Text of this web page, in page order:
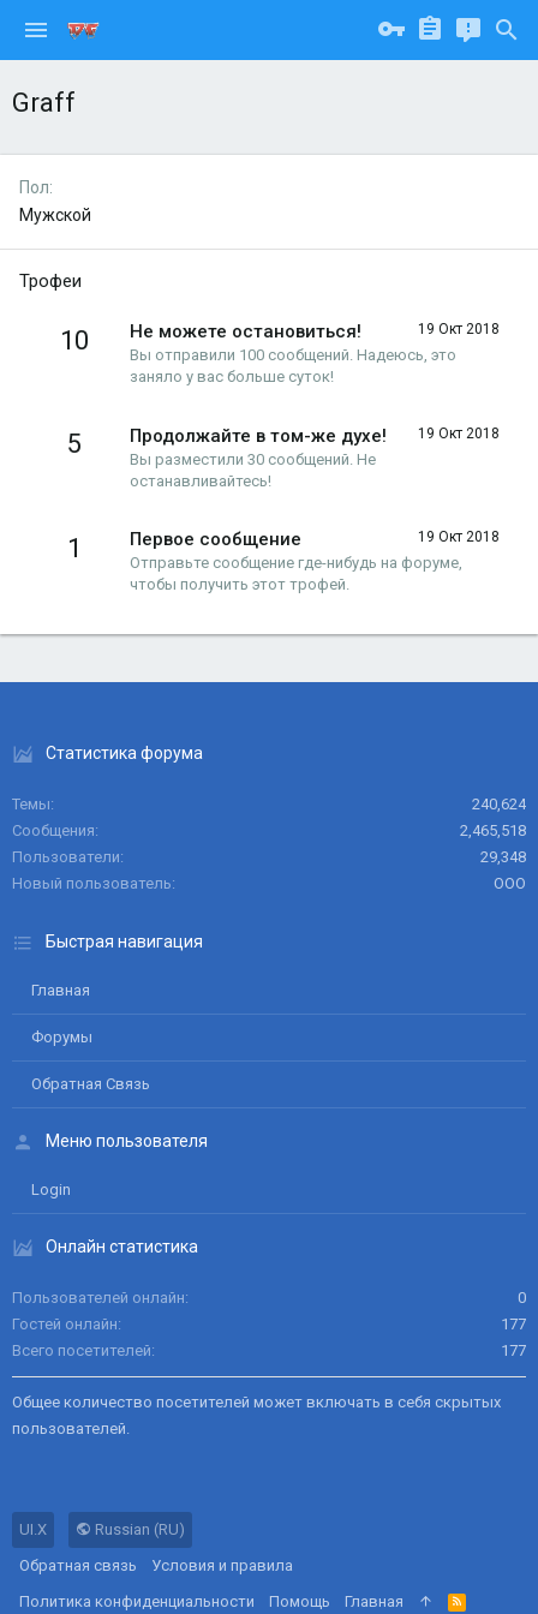
Graff
Пол
Мужской
Трофеи
10 19 Окт 2018
Не можете остановиться!
Вы отправили 100 сообщений. Надеюсь, это
заняло у вас больше суток!
5 19 Окт 2018
Продолжайте в том-же духе!
Вы разместили 30 сообщений. Не
останавливайтесь!
1 19 Окт 2018
Первое сообщение
Отправьте сообщение где-нибудь на форуме,
чтобы получить этот трофей.
Статистика форума
Темы
240,624
Сообщения
2,465,518
Пользователи
29,348
Новый пользователь
ООО
Быстрая навигация
Главная
Форумы
Обратная Связь
Меню пользователя
Login
Онлайн статистика
Пользователей онлайн
0
Гостей онлайн
177
Всего посетителей
177
Общее количество посетителей может включать в себя скрытых
пользователей.
UI.X
Russian (RU)
Обратная связь
Условия и правила
Политика конфиденциальности
Помощь Главная
R